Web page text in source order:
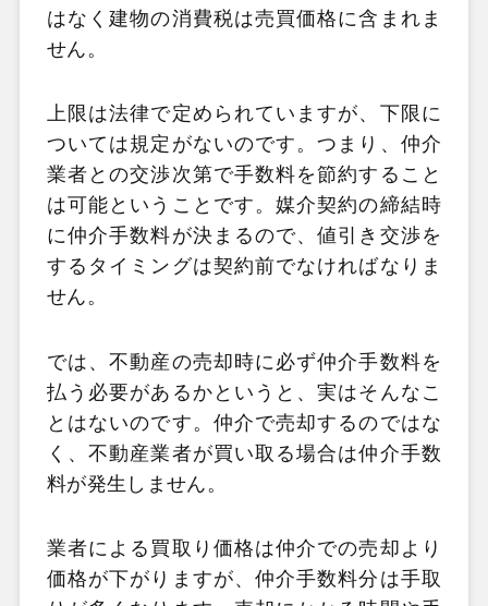
はなく建物の消費税は売買価格に含まれま
せん。
上限は法律で定められていますが、下限に
ついては規定がないのです。つまり、仲介
業者との交渉次第で手数料を節約すること
は可能ということです。媒介契約の締結時
に仲介手数料が決まるので、値引き交渉を
するタイミングは契約前でなければなりま
せん。
では、不動産の売却時に必ず仲介手数料を
払う必要があるかというと、実はそんなこ
とはないのです。仲介で売却するのではな
く、不動産業者が買い取る場合は仲介手数
料が発生しません。
業者による買取り価格は仲介での売却より
価格が下がりますが、仲介手数料分は手取